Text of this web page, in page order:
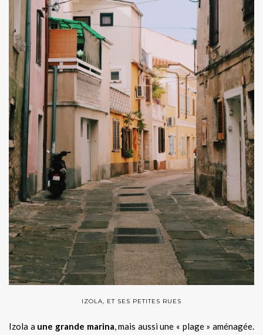
IZOLA, ET SES PETITES RUES
Izola a une grande marina, mais aussi une « plage » aménagée.